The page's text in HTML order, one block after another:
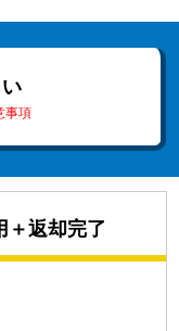
事項
＋返却完了